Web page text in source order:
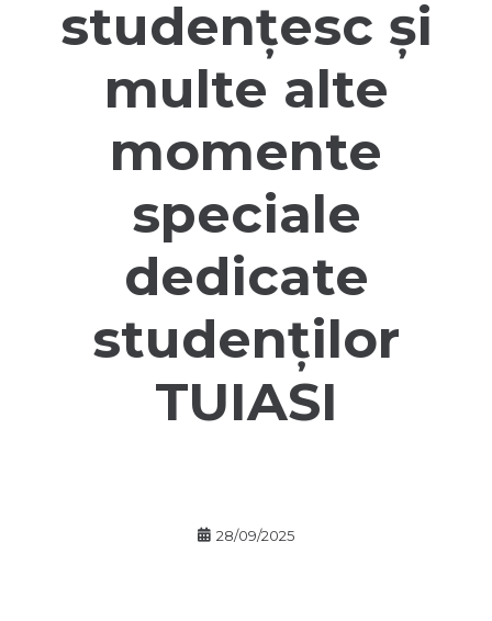
studențesc și
multe alte
momente
speciale
dedicate
studenților
TUIASI
28/09/2025